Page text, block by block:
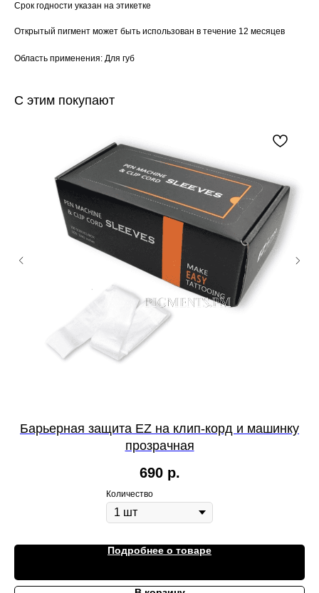
Срок годности указан на этикетке
Открытый пигмент может быть использован в течение 12 месяцев
Область применения: Для губ
С этим покупают
Барьерная защита EZ на клип-корд и машинку
прозрачная
690 р.
Количество
Подробнее о товаре